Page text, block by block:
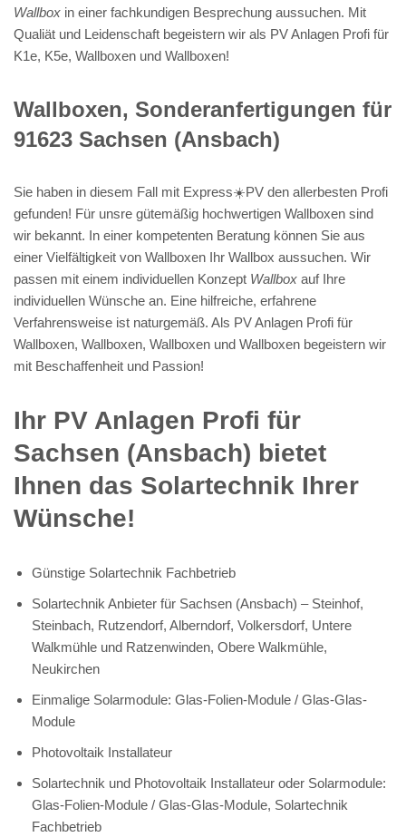
Wallbox in einer fachkundigen Besprechung aussuchen. Mit
Qualiät und Leidenschaft begeistern wir als PV Anlagen Profi für
K1e, K5e, Wallboxen und Wallboxen!
Wallboxen, Sonderanfertigungen für
91623 Sachsen (Ansbach)
Sie haben in diesem Fall mit Express☀️PV️ den allerbesten Profi
gefunden! Für unsre gütemäßig hochwertigen Wallboxen sind
wir bekannt. In einer kompetenten Beratung können Sie aus
einer Vielfältigkeit von Wallboxen Ihr Wallbox aussuchen. Wir
passen mit einem individuellen Konzept Wallbox auf Ihre
individuellen Wünsche an. Eine hilfreiche, erfahrene
Verfahrensweise ist naturgemäß. Als PV Anlagen Profi für
Wallboxen, Wallboxen, Wallboxen und Wallboxen begeistern wir
mit Beschaffenheit und Passion!
Ihr PV Anlagen Profi für
Sachsen (Ansbach) bietet
Ihnen das Solartechnik Ihrer
Wünsche!
Günstige Solartechnik Fachbetrieb
Solartechnik Anbieter für Sachsen (Ansbach) – Steinhof,
Steinbach, Rutzendorf, Alberndorf, Volkersdorf, Untere
Walkmühle und Ratzenwinden, Obere Walkmühle,
Neukirchen
Einmalige Solarmodule: Glas-Folien-Module / Glas-Glas-
Module
Photovoltaik Installateur
Solartechnik und Photovoltaik Installateur oder Solarmodule:
Glas-Folien-Module / Glas-Glas-Module, Solartechnik
Fachbetrieb